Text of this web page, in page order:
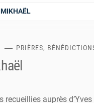
PRIÈRES,
recueillies auprès